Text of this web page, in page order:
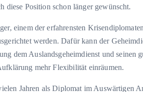
diese Position schon länger gewünscht.
einem der erfahrensten
werden. Dafür kann der
dem Auslandsgeheimdienst und
mehr Flexibilität einräumen.
Jahren als Diplomat im Auswärtigen